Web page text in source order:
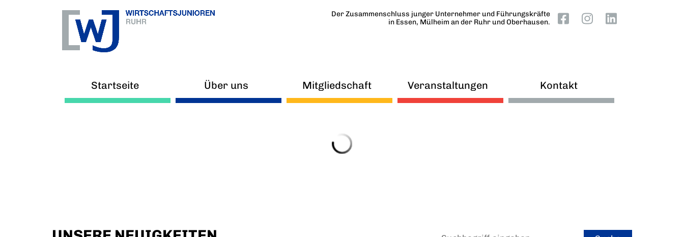
Der Zusammenschluss junger Unternehmer und Führungskräfte
in Essen, Mülheim an der Ruhr und Oberhausen.
Startseite Über uns Mitgliedschaft
Mitmachen
Veranstaltungen Kontakt